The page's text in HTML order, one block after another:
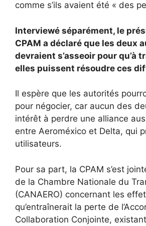
comme s’ils avaient été « des
Interviewé séparément, le
CPAM a déclaré que les deux
devraient s’asseoir pour qu’à
elles puissent résoudre ces
Il espère que les autorités
pour négocier, car aucun des
intérêt à perdre une alliance
entre Aeroméxico et Delta, qui
utilisateurs.
Pour sa part, la CPAM s’est
de la Chambre Nationale du
(CANAERO) concernant les
qu’entraînerait la perte de
Collaboration Conjointe,